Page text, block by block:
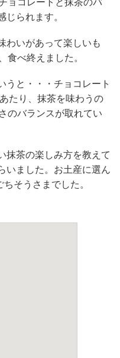
ョコレートと抹茶のバ
じられます。
わいがあって楽しいも
食べ終えました。
うと・・・チョコレート
たり、抹茶を味わうの
のバランスが取れてい
抹茶の楽しみ方を教えて
いました。お土産に選ん
そうさまでした。